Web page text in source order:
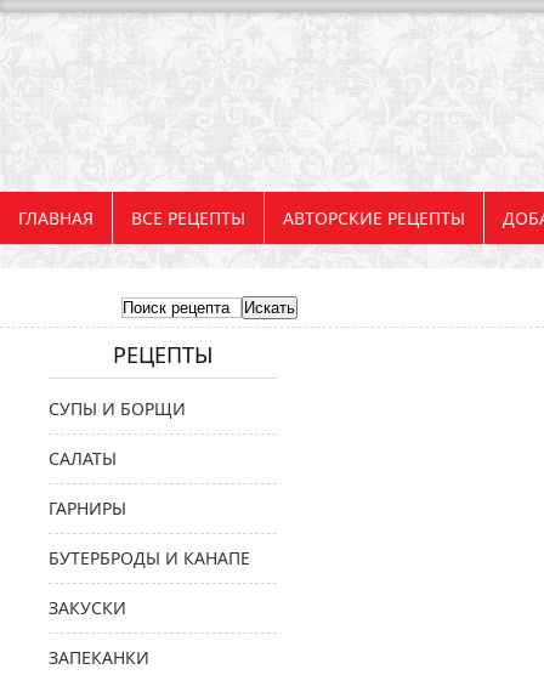
ГЛАВНАЯ ВСЕ РЕЦЕПТЫ АВТОРСКИЕ РЕЦЕПТЫ
РЕЦЕПТЫ
СУПЫ И БОРЩИ
САЛАТЫ
ГАРНИРЫ
БУТЕРБРОДЫ И КАНАПЕ
ЗАКУСКИ
ЗАПЕКАНКИ